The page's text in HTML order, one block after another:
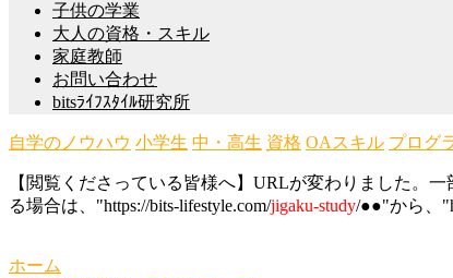
子供の学業
大人の資格・スキル
家庭教師
お問い合わせ
bitsﾗｲﾌｽﾀｲﾙ研究所
自学のノウハウ 小学生 中・高生 資格 OAスキル プログ
【閲覧くださっている皆様へ】URLが変わりました。
る場合は、"https://bits-lifestyle.com/jigaku-study/●●"から、
ホーム